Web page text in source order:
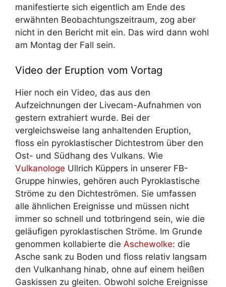
manifestierte sich eigentlich am Ende des
erwähnten Beobachtungszeitraum, zog aber
nicht in den Bericht mit ein. Das wird dann wohl
am Montag der Fall sein.
Video der Eruption vom Vortag
Hier noch ein Video, das aus den
Aufzeichnungen der Livecam-Aufnahmen von
gestern extrahiert wurde. Bei der
vergleichsweise lang anhaltenden Eruption,
floss ein pyroklastischer Dichtestrom über den
Ost- und Südhang des Vulkans. Wie
Vulkanologe Ullrich Küppers in unserer FB-
Gruppe hinwies, gehören auch Pyroklastische
Ströme zu den Dichteströmen. Sie umfassen
alle ähnlichen Ereignisse und müssen nicht
immer so schnell und totbringend sein, wie die
geläufigen pyroklastischen Ströme. Im Grunde
genommen kollabierte die Aschewolke: die
Asche sank zu Boden und floss relativ langsam
den Vulkanhang hinab, ohne auf einem heißen
Gaskissen zu gleiten. Obwohl solche Ereignisse